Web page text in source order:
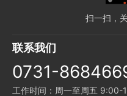
扫一扫，
联系我们
0731-
工作时间：周一至周五 9:00-